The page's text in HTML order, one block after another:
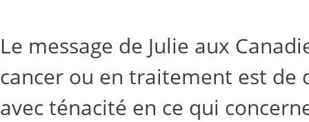
Le message de Julie aux
cancer ou en traitement est
avec ténacité en ce qui